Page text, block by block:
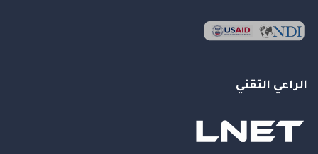
الراعي التقني